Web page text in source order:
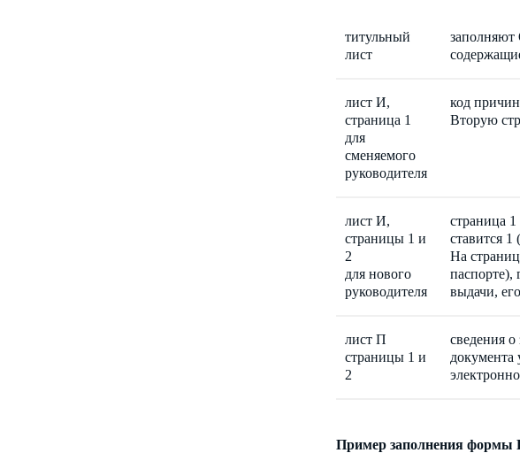
титульный
лист
лист И,
страница 1
для
сменяемого
руководителя
код
Вторую
лист И,
страницы 1 и
2
для нового
руководителя
страница
ставится
На
паспорте),
выдачи,
лист П
страницы 1 и
2
сведения
документа
Пример заполнения формы